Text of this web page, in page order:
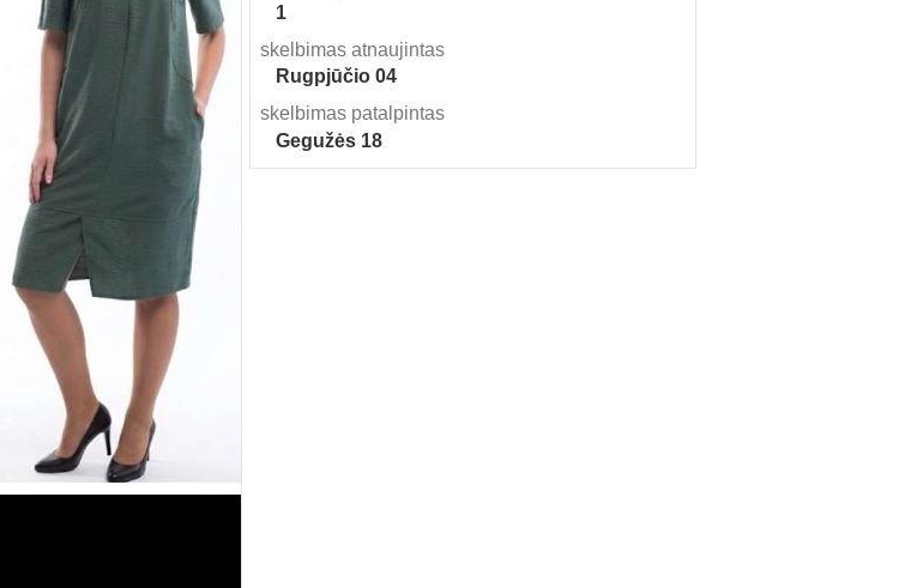
1
skelbimas atnaujintas
Rugpjūčio 04
skelbimas patalpintas
Gegužės 18